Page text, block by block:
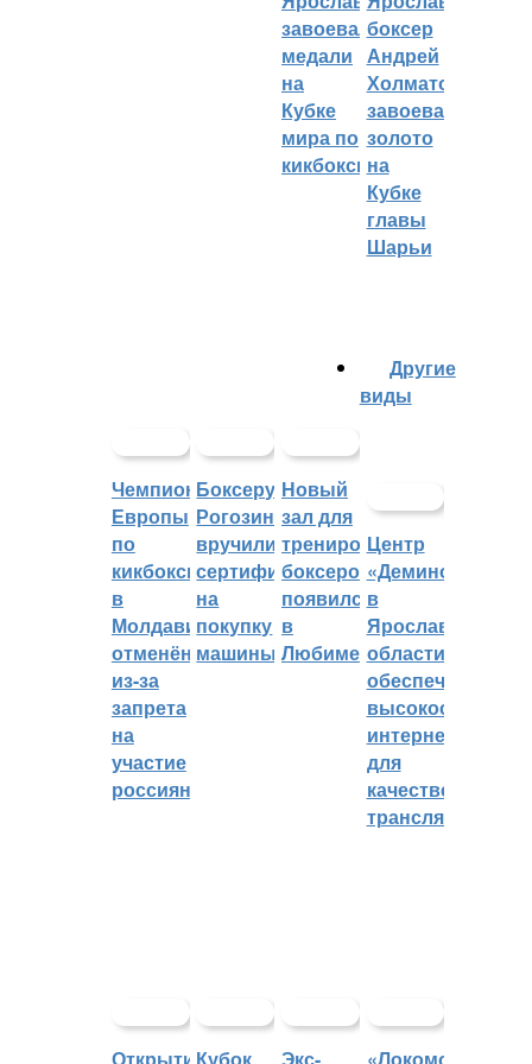
завоевали
медали
на
Кубке
мира по
кикбоксингу
боксер
Андрей
Холматов
завоевал
золото
на
Кубке
главы
Шарьи
Чемпионат
Европы
по
кикбоксингу
в
Молдавии
отменён
из-за
запрета
на
участие
россиян
Боксеру
Рогозину
вручили
сертификат
на
покупку
машины
Новый
зал для
тренировок
боксеров
появился
в
Любиме
Другие
виды
Центр
«Демино»
в
Ярославской
области
обеспечивают
интернетом
для
качественных
трансляций